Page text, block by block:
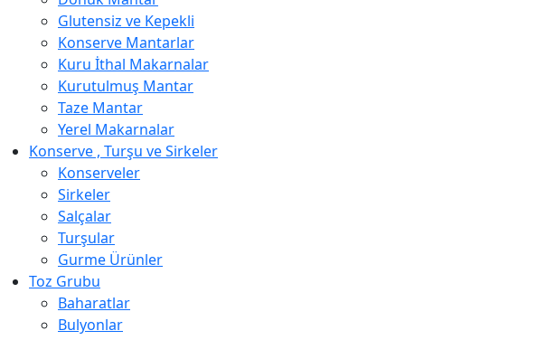
Glutensiz ve Kepekli
Konserve Mantarlar
Kuru İthal Makarnalar
Kurutulmuş Mantar
Taze Mantar
Yerel Makarnalar
Konserve , Turşu ve Sirkeler
Konserveler
Sirkeler
Salçalar
Turşular
Gurme Ürünler
Toz Grubu
Baharatlar
Bulyonlar